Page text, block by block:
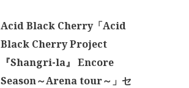
Acid Black Cherry「Acid
Black Cherry Project
『Shangri-la』 Encore
Season～Arena tour～」セ